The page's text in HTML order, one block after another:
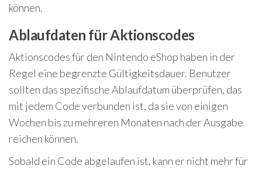
können.
Ablaufdaten für Aktionscodes
Aktionscodes für den Nintendo eShop haben in der
Regel eine begrenzte Gültigkeitsdauer. Benutzer
sollten das spezifische Ablaufdatum überprüfen, das
mit jedem Code verbunden ist, da sie von einigen
Wochen bis zu mehreren Monaten nach der Ausgabe
reichen können.
Sobald ein Code abgelaufen ist, kann er nicht mehr für